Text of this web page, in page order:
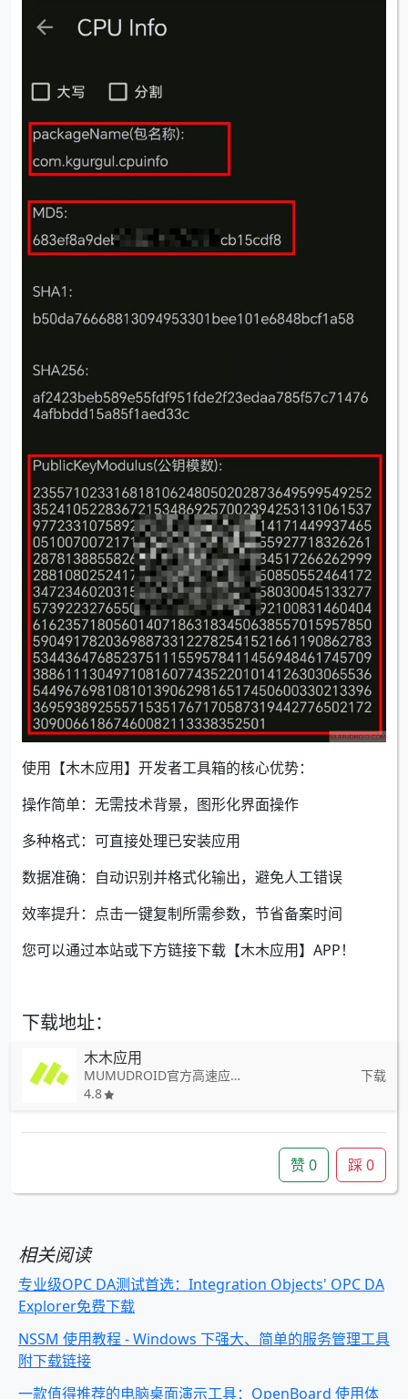
使用【木木应用】开发者工具箱的核心优势：
操作简单：无需技术背景，图形化界面操作
多种格式：可直接处理已安装应用
数据准确：自动识别并格式化输出，避免人工错误
效率提升：点击一键复制所需参数，节省备案时间
您可以通过本站或下方链接下载【木木应用】APP！
下载地址：
木木应用
MUMUDROID官方高速应用下载器
4.8
下载
赞0 踩0
相关阅读
专业级OPC DA测试首选：Integration Objects' OPC DA
Explorer免费下载
NSSM 使用教程 - Windows 下强大、简单的服务管理工具
附下载链接
一款值得推荐的电脑桌面演示工具：OpenBoard 使用体